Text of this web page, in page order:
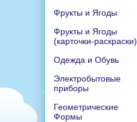
Фрукты и Ягоды
Фрукты и Ягоды
(карточки-раскраски)
Одежда и Обувь
Электробытовые
приборы
Геометрические
Формы